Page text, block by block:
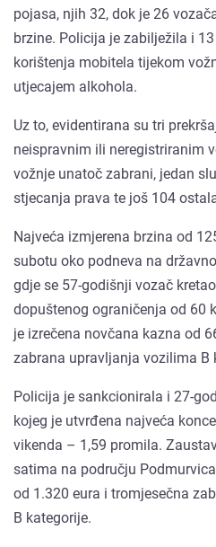
pojasa, njih 32, dok je 26
brzine. Policija je zabilježila i
korištenja mobitela tijekom
utjecajem alkohola.
Uz to, evidentirana su tri
neispravnim ili neregistriranim
vožnje unatoč zabrani, jedan
stjecanja prava te još 104
Najveća izmjerena brzina od
subotu oko podneva na
gdje se 57-godišnji vozač
dopuštenog ograničenja od 60
je izrečena novčana kazna od
zabrana upravljanja vozilima B
Policija je sankcionirala i 27-
kojeg je utvrđena najveća
vikenda – 1,59 promila.
satima na području
od 1.320 eura i tromjesečna
B kategorije.